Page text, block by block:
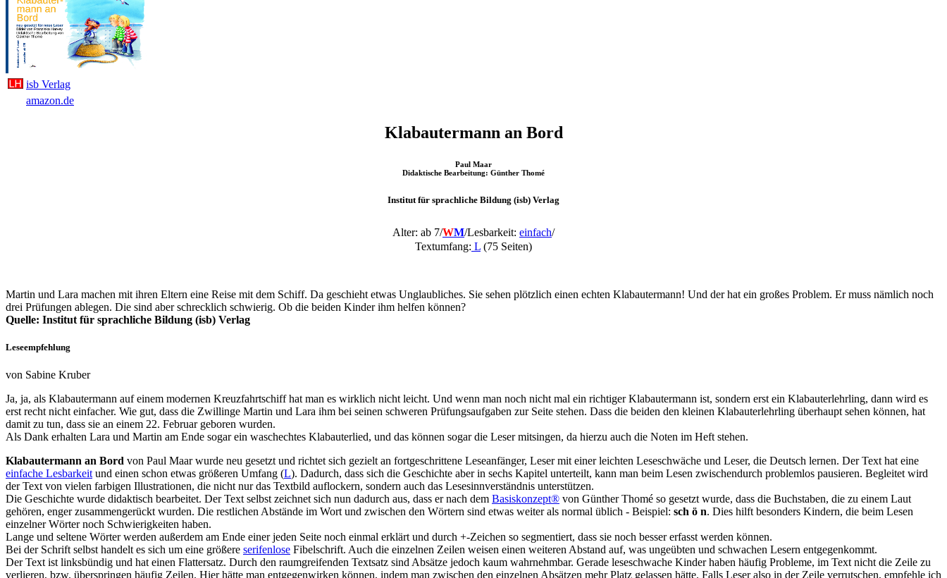
isb Verlag
amazon.de
Klabautermann an Bord
Paul Maar
Didaktische Bearbeitung: Günther Thomé
Institut für sprachliche Bildung (isb) Verlag
Alter: ab 7/WM/Lesbarkeit: einfach/
Textumfang: L (75 Seiten)
Martin und Lara machen mit ihren Eltern eine Reise mit dem Schiff. Da geschieht etwas Unglaubliches. Sie sehen plötzlich einen echten Klabautermann! Und der hat ein großes Problem. Er muss nämlich noch
drei Prüfungen ablegen. Die sind aber schrecklich schwierig. Ob die beiden Kinder ihm helfen können?
Quelle: Institut für sprachliche Bildung (isb) Verlag
Leseempfehlung
von Sabine Kruber
Ja, ja, als Klabautermann auf einem modernen Kreuzfahrtschiff hat man es wirklich nicht leicht. Und wenn man noch nicht mal ein richtiger Klabautermann ist, sondern erst ein Klabauterlehrling, dann wird es
erst recht nicht einfacher. Wie gut, dass die Zwillinge Martin und Lara ihm bei seinen schweren Prüfungsaufgaben zur Seite stehen. Dass die beiden den kleinen Klabauterlehrling überhaupt sehen können, hat
damit zu tun, dass sie an einem 22. Februar geboren wurden.
Als Dank erhalten Lara und Martin am Ende sogar ein waschechtes Klabauterlied, und das können sogar die Leser mitsingen, da hierzu auch die Noten im Heft stehen.
Klabautermann an Bord von Paul Maar wurde neu gesetzt und richtet sich gezielt an fortgeschrittene Leseanfänger, Leser mit einer leichten Leseschwäche und Leser, die Deutsch lernen. Der Text hat eine
einfache Lesbarkeit und einen schon etwas größeren Umfang (L). Dadurch, dass sich die Geschichte aber in sechs Kapitel unterteilt, kann man beim Lesen zwischendurch problemlos pausieren. Begleitet wird
der Text von vielen farbigen Illustrationen, die nicht nur das Textbild auflockern, sondern auch das Lesesinnverständnis unterstützen.
Die Geschichte wurde didaktisch bearbeitet. Der Text selbst zeichnet sich nun dadurch aus, dass er nach dem Basiskonzept® von Günther Thomé so gesetzt wurde, dass die Buchstaben, die zu einem Laut
gehören, enger zusammengerückt wurden. Die restlichen Abstände im Wort und zwischen den Wörtern sind etwas weiter als normal üblich - Beispiel: sch ö n. Dies hilft besonders Kindern, die beim Lesen
einzelner Wörter noch Schwierigkeiten haben.
Lange und seltene Wörter werden außerdem am Ende einer jeden Seite noch einmal erklärt und durch +-Zeichen so segmentiert, dass sie noch besser erfasst werden können.
Bei der Schrift selbst handelt es sich um eine größere serifenlose Fibelschrift. Auch die einzelnen Zeilen weisen einen weiteren Abstand auf, was ungeübten und schwachen Lesern entgegenkommt.
Der Text ist linksbündig und hat einen Flattersatz. Durch den raumgreifenden Textsatz sind Absätze jedoch kaum wahrnehmbar. Gerade leseschwache Kinder haben häufig Probleme, im Text nicht die Zeile zu
verlieren, bzw. überspringen häufig Zeilen. Hier hätte man entgegenwirken können, indem man zwischen den einzelnen Absätzen mehr Platz gelassen hätte. Falls Leser also in der Zeile verrutschen, empfehle ich